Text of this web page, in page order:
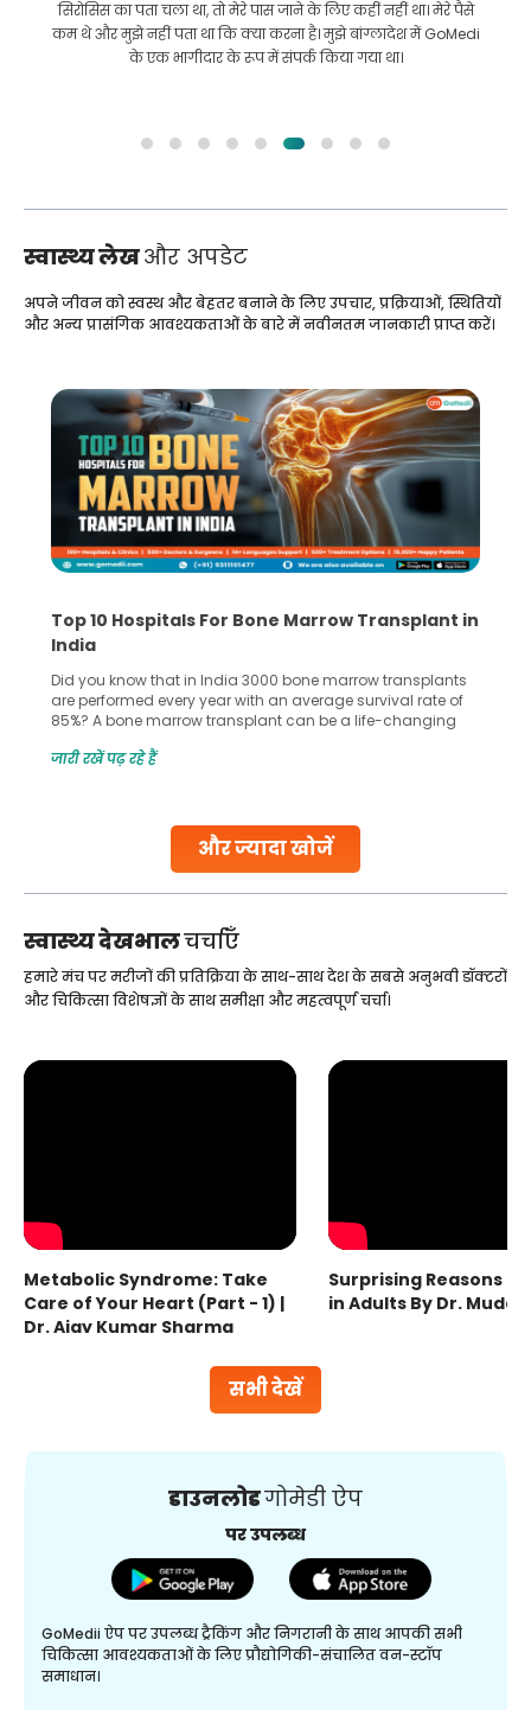
सिरोसिस का पता चला था, तो मेरे पास जाने के लिए कहीं नहीं था। मेरे पैसे
कम थे और मुझे नहीं पता था कि क्या करना है। मुझे बांग्लादेश में GoMedi
के एक भागीदार के रूप में संपर्क किया गया था।
स्वास्थ्य लेखऔर अपडेट
और ज्यादा खोजें
अपने जीवन को स्वस्थ और बेहतर बनाने के लिए उपचार, प्रक्रियाओं, स्थितियों
और अन्य प्रासंगिक आवश्यकताओं के बारे में नवीनतम जानकारी प्राप्त करें।
Recognizing Critical Symptoms of a Frontal
Lobe Brain Tumor Could Save Your Life
Did you know that the frontal lobe of your brain is the most
common site for tumor occurrence? The frontal lobe is a
key part of your brain and is responsible for various
harm to it can lead to serious complications. However, with
जारी रखें पढ़ रहे हैं
स्वास्थ्य देखभालचर्चाएँ
सभी देखें
हमारे मंच पर मरीजों की प्रतिक्रिया के साथ-साथ देश के सबसे अनुभवी डॉक्टरों
और चिकित्सा विशेषज्ञों के साथ समीक्षा और महत्वपूर्ण चर्चा।
Metabolic Syndrome: Take
Care of Your Heart (Part - 1) |
Dr. Ajay Kumar Sharma
Surprising Reasons
in Adults By Dr.
डाउनलोडगोमेडी ऐप
पर उपलब्ध
GoMedii ऐप पर उपलब्ध ट्रैकिंग और निगरानी के साथ आपकी सभी
चिकित्सा आवश्यकताओं के लिए प्रौद्योगिकी-संचालित वन-स्टॉप
समाधान।